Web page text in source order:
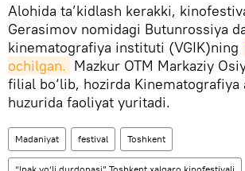
Alohida ta’kidlash kerakki,
Gerasimov nomidagi Butunrossiya
kinematografiya instituti (VGIK)ning
ochilgan. Mazkur OTM Markaziy
filial bo‘lib, hozirda Kinematografiya
huzurida faoliyat yuritadi.
Madaniyat festival Toshkent